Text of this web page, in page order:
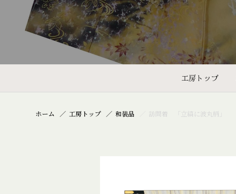
工房トップ
ホーム 工房トップ 和装品 訪問着 「立縞に波丸柄」